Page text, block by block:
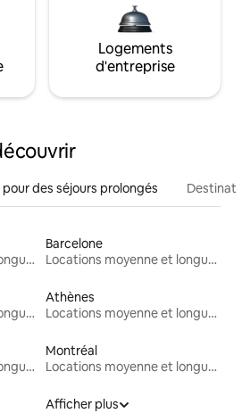
Logements
d'entreprise
des séjours prolongés
Locations moyenne et longue durée
Barcelone
Locations moyenne et longue durée
Locations moyenne et longue durée
Athènes
Locations moyenne et longue durée
Locations moyenne et longue durée
Montréal
Locations moyenne et longue durée
Afficher plus